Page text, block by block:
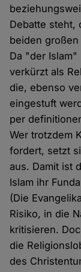
Debatte steht,
beiden
Da "der
verkürzt als
die, ebenso
eingestuft
per
Wer trotzdem
fordert, setzt
aus. Damit ist
Islam ihr
(Die
Risiko, in die
kritisieren.
die
des